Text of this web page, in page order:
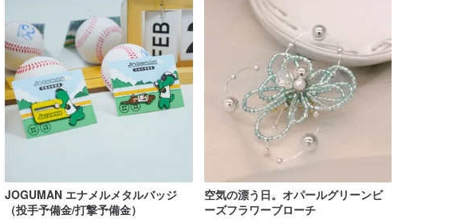
JOGUMAN エナメルメタルバッジ
（投手予備金/打撃予備金）
空気の漂う日。オパールグリーンビ
ーズフラワーブローチ